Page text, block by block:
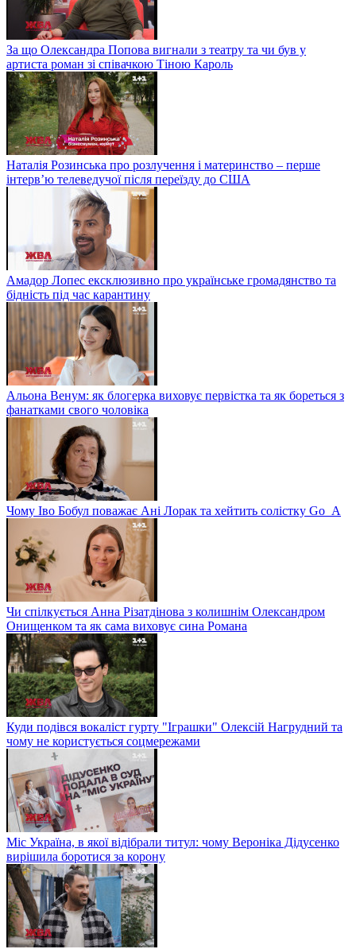
За що Олександра Попова вигнали з театру та чи був у
артиста роман зі співачкою Тіною Кароль
Наталія Розинська про розлучення і материнство – перше
інтерв’ю телеведучої після переїзду до США
Амадор Лопес ексклюзивно про українське громадянство та
бідність під час карантину
Альона Венум: як блогерка виховує первістка та як бореться з
фанатками свого чоловіка
Чому Іво Бобул поважає Ані Лорак та хейтить солістку Go_A
Чи спілкується Анна Різатдінова з колишнім Олександром
Онищенком та як сама виховує сина Романа
Куди подівся вокаліст гурту "Іграшки" Олексій Нагрудний та
чому не користується соцмережами
Міс Україна, в якої відібрали титул: чому Вероніка Дідусенко
вирішила боротися за корону